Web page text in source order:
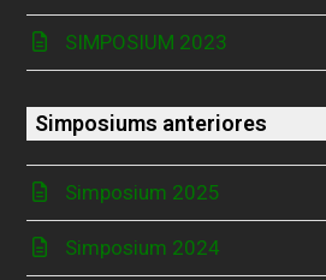
SIMPOSIUM 2023
Simposiums anteriores
Simposium 2025
Simposium 2024